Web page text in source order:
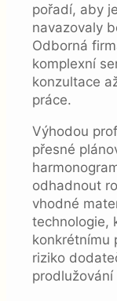
pořadí, aby
navazovaly
Odborná
komplexní
konzultace
práce.
Výhodou
přesné
odhadnout
vhodné
technologie,
konkrétnímu
riziko
prodlužování